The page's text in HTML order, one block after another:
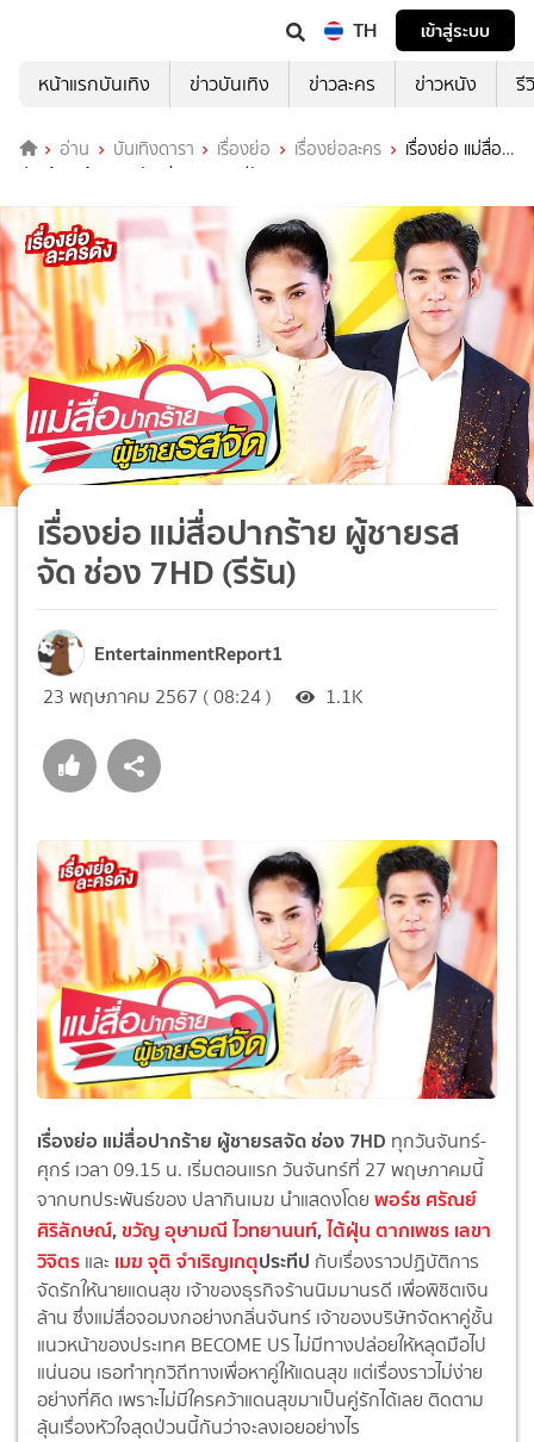
TH
เข้าสู่ระบบ
หน้าแรกบันเทิง
ข่าวบันเทิง ข่าวละคร ข่าวหนัง รี
อ่าน บันเทิงดารา เรื่องย่อ เรื่องย่อละคร
เรื่องย่อ แม่สื่อ
ปากร้าย ผู้ชายรสจัด ช่อง 7HD (รีรัน)
เรื่องย่อ แม่สื่อปากร้าย ผู้ชายรส
จัด ช่อง 7HD (รีรัน)
EntertainmentReport1
23 พฤษภาคม 2567 ( 08:24 ) 1.1K
เรื่องย่อ แม่สื่อปากร้าย ผู้ชายรสจัด ช่อง 7HD ทุกวันจันทร์-
ศุกร์ เวลา 09.15 น. เริ่มตอนแรก วันจันทร์ที่ 27 พฤษภาคมนี้
จากบทประพันธ์ของ ปลากินเมฆ นำแสดงโดย พอร์ช ศรัณย์
ศิริลักษณ์,ขวัญ อุษามณี ไวทยานนท์,ไต้ฝุ่น ตากเพชร เลขา
วิจิตร และ เมฆ จุติ จำเริญเกตุประทีป กับเรื่องราวปฏิบัติการ
จัดรักให้นายแดนสุข เจ้าของธุรกิจร้านนิมมานรดี เพื่อพิชิตเงิน
ล้าน ซึ่งแม่สื่อจอมงกอย่างกลิ่นจันทร์ เจ้าของบริษัทจัดหาคู่ชั้น
แนวหน้าของประเทศ BECOME US ไม่มีทางปล่อยให้หลุดมือไป
แน่นอน เธอทำทุกวิถีทางเพื่อหาคู่ให้แดนสุข แต่เรื่องราวไม่ง่าย
อย่างที่คิด เพราะไม่มีใครคว้าแดนสุขมาเป็นคู่รักได้เลย ติดตาม
ลุ้นเรื่องหัวใจสุดป่วนนี้กันว่าจะลงเอยอย่างไร